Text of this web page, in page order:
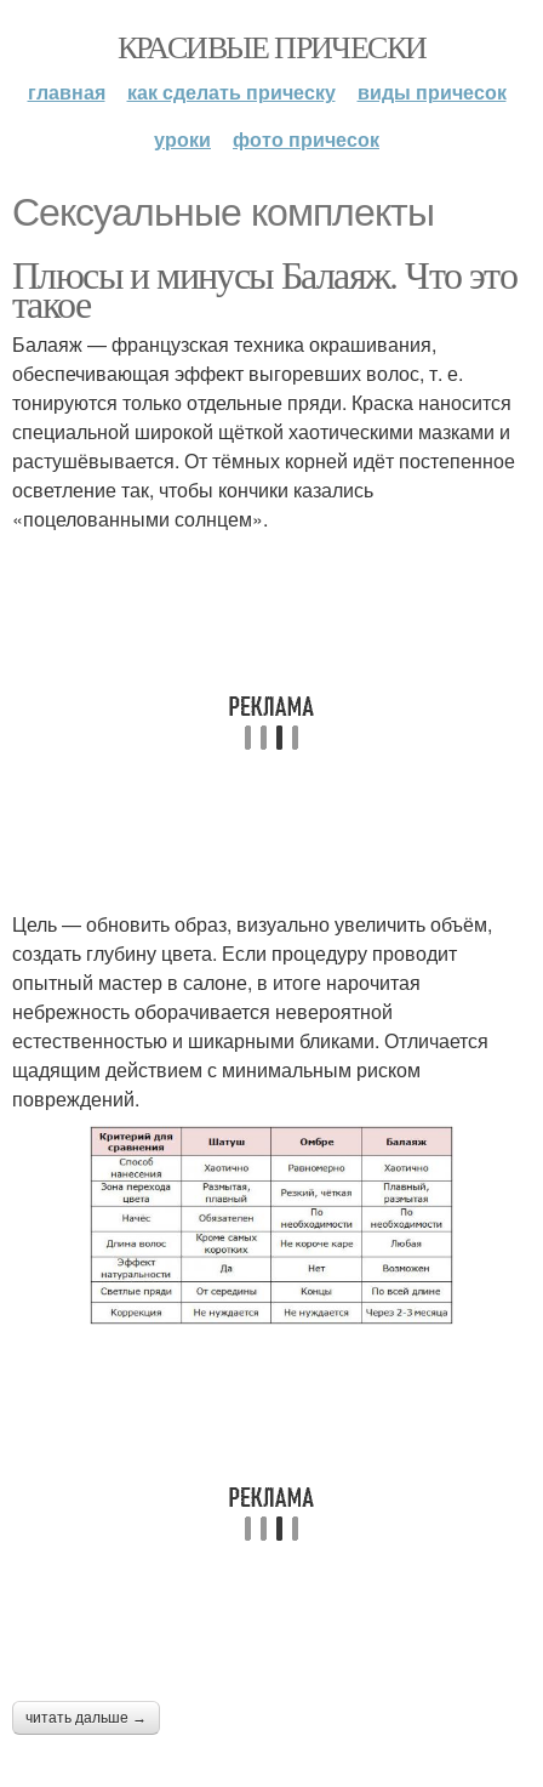
КРАСИВЫЕ ПРИЧЕСКИ
главная как сделать прическу
виды причесок
уроки
фото причесок
Сексуальные комплекты
Плюсы и минусы Балаяж. Что это
такое
Балаяж — французская техника окрашивания,
обеспечивающая эффект выгоревших волос, т. е.
тонируются только отдельные пряди. Краска наносится
специальной широкой щёткой хаотическими мазками и
растушёвывается. От тёмных корней идёт постепенное
осветление так, чтобы кончики казались
«поцелованными солнцем».
Цель — обновить образ, визуально увеличить объём,
создать глубину цвета. Если процедуру проводит
опытный мастер в салоне, в итоге нарочитая
небрежность оборачивается невероятной
естественностью и шикарными бликами. Отличается
щадящим действием с минимальным риском
повреждений.
читать дальше →